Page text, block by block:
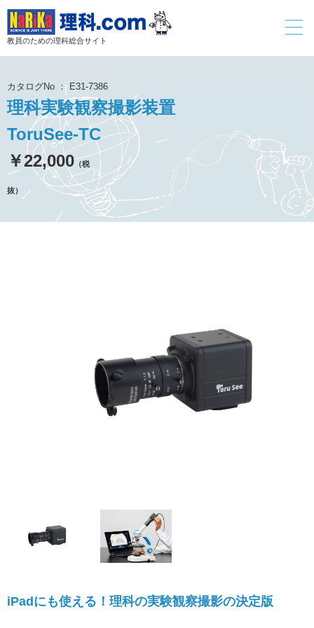
教員のための理科総合サイト
toggle
カタログNo ： E31-7386
理科実験観察撮影装置
ToruSee-TC
￥22,000 （税
抜）
iPadにも使える！理科の実験観察撮影の決定版